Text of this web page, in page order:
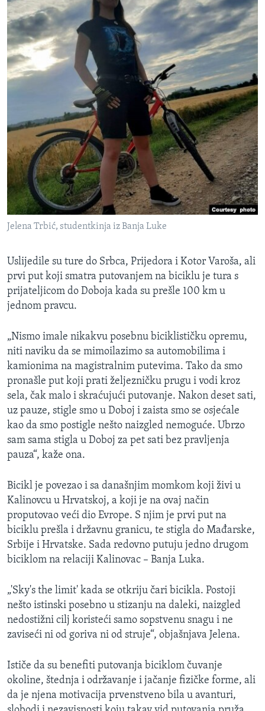
Jelena Trbić, studentkinja iz Banja Luke
Uslijedile su ture do Srbca, Prijedora i Kotor Varoša, ali
prvi put koji smatra putovanjem na biciklu je tura s
prijateljicom do Doboja kada su prešle 100 km u
jednom pravcu.
„Nismo imale nikakvu posebnu biciklističku opremu,
niti naviku da se mimoilazimo sa automobilima i
kamionima na magistralnim putevima. Tako da smo
pronašle put koji prati željezničku prugu i vodi kroz
sela, čak malo i skraćujući putovanje. Nakon deset sati,
uz pauze, stigle smo u Doboj i zaista smo se osjećale
kao da smo postigle nešto naizgled nemoguće. Ubrzo
sam sama stigla u Doboj za pet sati bez pravljenja
pauza“, kaže ona.
Bicikl je povezao i sa današnjim momkom koji živi u
Kalinovcu u Hrvatskoj, a koji je na ovaj način
proputovao veći dio Evrope. S njim je prvi put na
biciklu prešla i državnu granicu, te stigla do Mađarske,
Srbije i Hrvatske. Sada redovno putuju jedno drugom
biciklom na relaciji Kalinovac – Banja Luka.
„'Sky's the limit' kada se otkriju čari bicikla. Postoji
nešto istinski posebno u stizanju na daleki, naizgled
nedostižni cilj koristeći samo sopstvenu snagu i ne
zaviseći ni od goriva ni od struje“, objašnjava Jelena.
Ističe da su benefiti putovanja biciklom čuvanje
okoline, štednja i održavanje i jačanje fizičke forme, ali
da je njena motivacija prvenstveno bila u avanturi,